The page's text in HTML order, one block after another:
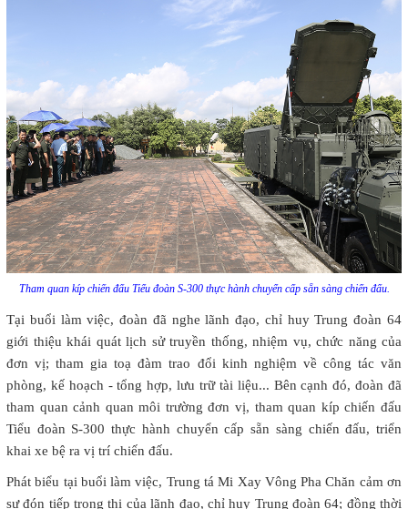
Tham quan kíp chiến đấu Tiểu đoàn S-300 thực hành chuyển cấp sẵn sàng chiến đấu.
Tại buổi làm việc, đoàn đã nghe lãnh đạo, chỉ huy Trung đoàn 64
giới thiệu khái quát lịch sử truyền thống, nhiệm vụ, chức năng của
đơn vị; tham gia toạ đàm trao đổi kinh nghiệm về công tác văn
phòng, kế hoạch - tổng hợp, lưu trữ tài liệu... Bên cạnh đó, đoàn đã
tham quan cảnh quan môi trường đơn vị, tham quan kíp chiến đấu
Tiểu đoàn S-300 thực hành chuyển cấp sẵn sàng chiến đấu, triển
khai xe bệ ra vị trí chiến đấu.
Phát biểu tại buổi làm việc, Trung tá Mi Xay Vông Pha Chăn cảm ơn
sự đón tiếp trọng thị của lãnh đạo, chỉ huy Trung đoàn 64; đồng thời